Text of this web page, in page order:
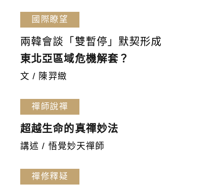
國際瞭望
兩韓會談「雙暫停」默契形成
東北亞區域危機解套？
文 / 陳羿緻
禪師說禪
超越生命的真禪妙法
講述 / 悟覺妙天禪師
禪修釋疑